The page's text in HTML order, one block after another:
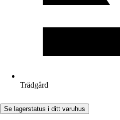
Trädgård
Se lagerstatus i ditt varuhus